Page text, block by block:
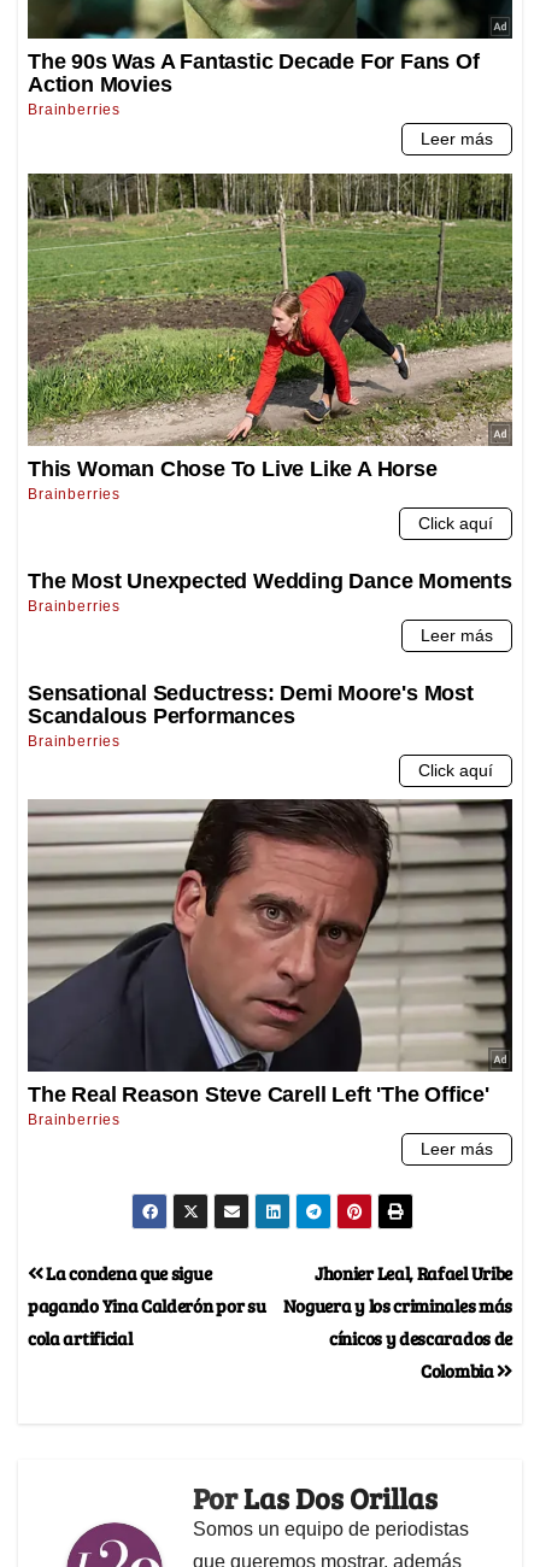
Jhonier Leal, Rafael Uribe
Noguera y los criminales más
cínicos y descarados de
Colombia
La condena que sigue
pagando Yina Calderón por su
cola artificial
PorLas Dos Orillas
Somos un equipo de periodistas
que queremos mostrar, además